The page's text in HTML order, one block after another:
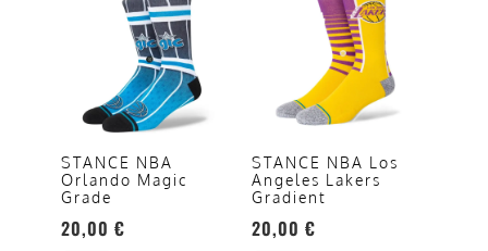
STANCE NBA
Orlando Magic
Grade
20,00 €
prodotto
varianti.
opzioni
possono
essere
scelte
STANCE NBA Los
Angeles Lakers
Gradient
20,00 €
prodotto
varianti.
opzioni
possono
essere
scelte